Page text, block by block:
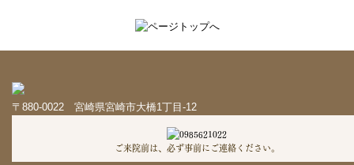
〒880-0022 宮崎県宮崎市大橋1丁目-12
ご来院前は、必ず事前にご連絡ください。